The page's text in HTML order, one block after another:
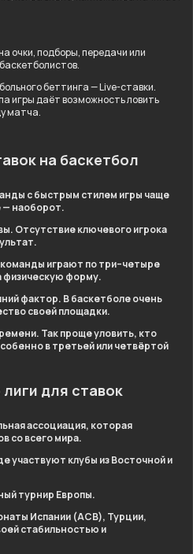
очки, подборы, передачи или
беттинга — Live-ставки.
игры даёт возможность ловить
матча.
на баскетбол
с быстрым стилем игры чаще
наоборот.
Отсутствие ключевого игрока
играют по три–четыре
физическую форму.
фактор. В баскетболе очень
своей площадки.
Так проще уловить, кто
в третьей или четвёртой
для ставок
ассоциация, которая
со всего мира.
участвуют клубы из Восточной и
турнир Европы.
Испании (ACB), Турции,
стабильностью и